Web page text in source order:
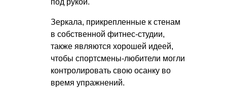
под рукой.
Зеркала, прикрепленные к стенам
в собственной фитнес-студии,
также являются хорошей идеей,
чтобы спортсмены-любители могли
контролировать свою осанку во
время упражнений.